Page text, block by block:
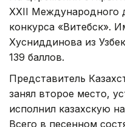
XXII Международного
конкурса «Витебск».
Хусниддинова из
139 баллов.
Представитель
занял второе место,
исполнил казахскую
Всего в песенном